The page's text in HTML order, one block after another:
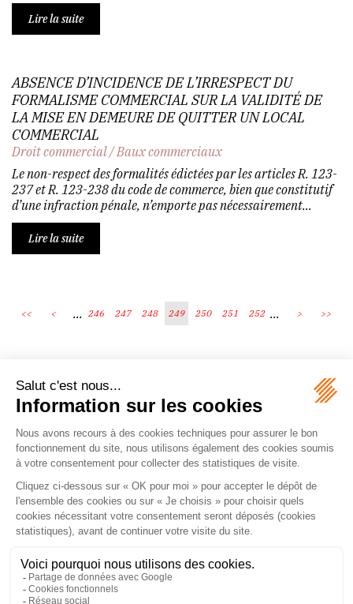
Lire la suite
ABSENCE D’INCIDENCE DE L’IRRESPECT DU
FORMALISME COMMERCIAL SUR LA VALIDITÉ DE
LA MISE EN DEMEURE DE QUITTER UN LOCAL
COMMERCIAL
Droit commercial/Baux commerciaux
Le non-respect des formalités édictées par les articles R. 123-
237 et R. 123-238 du code de commerce, bien que constitutif
d’une infraction pénale, n’emporte pas nécessairement...
Lire la suite
<< < ... 246 247 248 249 250 251 252 ... > >>
Écosystème
Carrières
Honoraires
Contacts
Mentions légales
Plan du site
Espace client